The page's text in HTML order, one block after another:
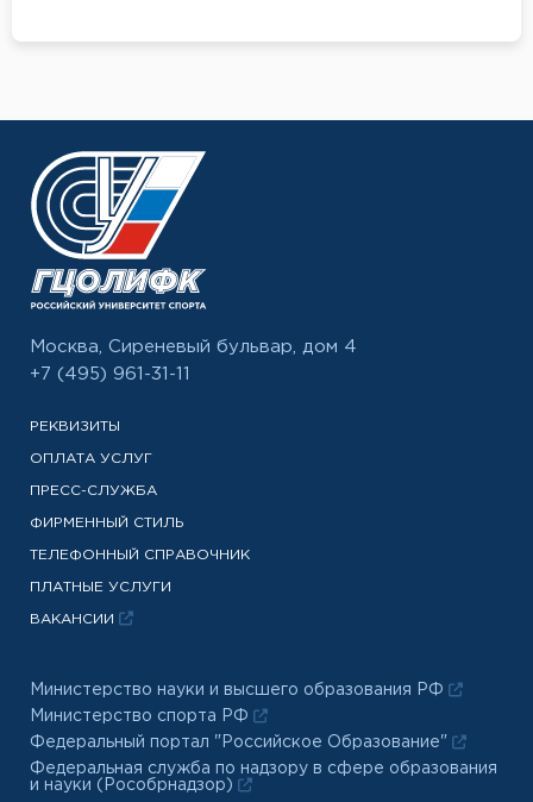
Москва, Сиреневый бульвар, дом 4
+7 (495) 961-31-11
РЕКВИЗИТЫ
ОПЛАТА УСЛУГ
ПРЕСС-СЛУЖБА
ФИРМЕННЫЙ СТИЛЬ
ТЕЛЕФОННЫЙ СПРАВОЧНИК
ПЛАТНЫЕ УСЛУГИ
ВАКАНСИИ
Министерство науки и высшего образования РФ
Министерство спорта РФ
Федеральный портал "Российское Образование"
Федеральная служба по надзору в сфере образования
и науки (Рособрнадзор)